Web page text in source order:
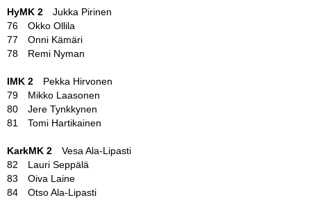
HyMK 2 Jukka Pirinen
76 Okko Ollila
77 Onni Kämäri
78 Remi Nyman
IMK 2 Pekka Hirvonen
79 Mikko Laasonen
80 Jere Tynkkynen
81 Tomi Hartikainen
KarkMK 2 Vesa Ala-Lipasti
82 Lauri Seppälä
83 Oiva Laine
84 Otso Ala-Lipasti